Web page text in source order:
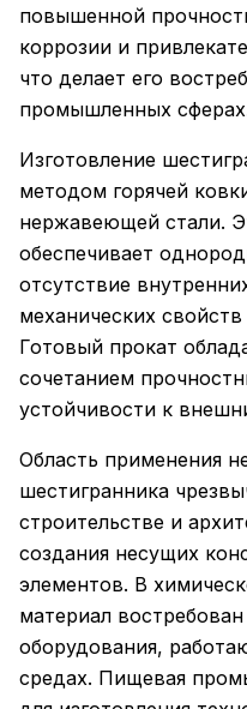
повышенной
коррозии и
что делает его
промышленных
Изготовление
методом горячей
нержавеющей стали.
обеспечивает
отсутствие
механических
Готовый прокат
сочетанием
устойчивости к
Область применения
шестигранника
строительстве и
создания несущих
элементов. В
материал
оборудования,
средах. Пищевая